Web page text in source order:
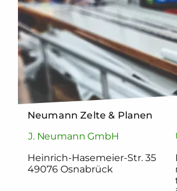
Neumann Zelte & Planen
J. Neumann GmbH
Heinrich-Hasemeier-Str. 35
49076 Osnabrück